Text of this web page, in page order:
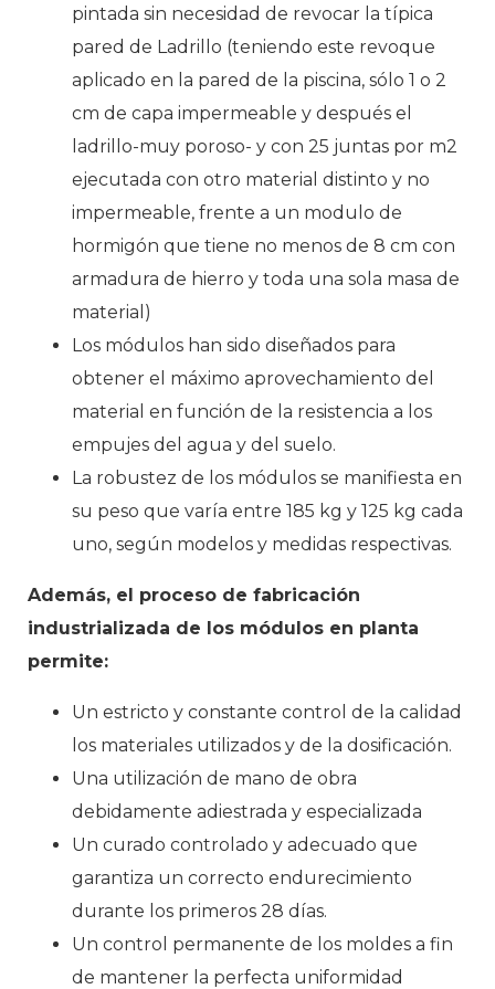
pintada sin necesidad de revocar la típica
pared de Ladrillo (teniendo este revoque
aplicado en la pared de la piscina, sólo 1 o 2
cm de capa impermeable y después el
ladrillo-muy poroso- y con 25 juntas por m2
ejecutada con otro material distinto y no
impermeable, frente a un modulo de
hormigón que tiene no menos de 8 cm con
armadura de hierro y toda una sola masa de
material)
Los módulos han sido diseñados para
obtener el máximo aprovechamiento del
material en función de la resistencia a los
empujes del agua y del suelo.
La robustez de los módulos se manifiesta en
su peso que varía entre 185 kg y 125 kg cada
uno, según modelos y medidas respectivas.
Además, el proceso de fabricación
industrializada de los módulos en planta
permite:
Un estricto y constante control de la calidad
los materiales utilizados y de la dosificación.
Una utilización de mano de obra
debidamente adiestrada y especializada
Un curado controlado y adecuado que
garantiza un correcto endurecimiento
durante los primeros 28 días.
Un control permanente de los moldes a fin
de mantener la perfecta uniformidad